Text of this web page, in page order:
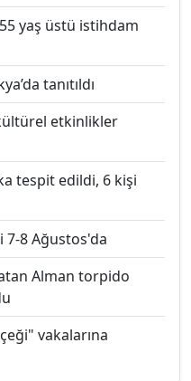
55 yaş üstü istihdam
tanıtıldı
etkinlikler
tespit edildi, 6 kişi
7-8 Ağustos'da
Alman torpido
vakalarına